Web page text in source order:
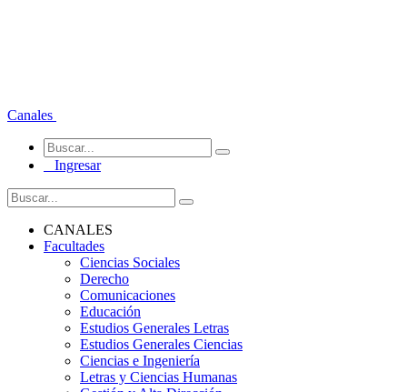
Canales
Ingresar
CANALES
Facultades
Ciencias Sociales
Derecho
Comunicaciones
Educación
Estudios Generales Letras
Estudios Generales Ciencias
Ciencias e Ingeniería
Letras y Ciencias Humanas